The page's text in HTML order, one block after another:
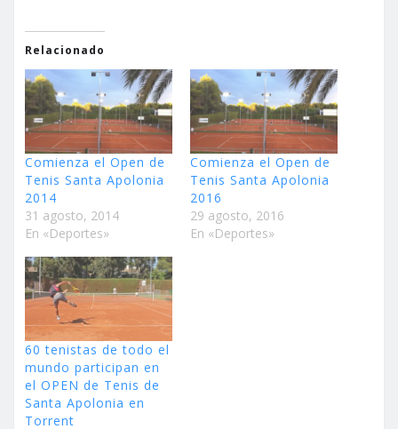
Relacionado
Comienza el Open de
Tenis Santa Apolonia
2014
31 agosto, 2014
En «Deportes»
Comienza el Open de
Tenis Santa Apolonia
2016
29 agosto, 2016
En «Deportes»
60 tenistas de todo el
mundo participan en
el OPEN de Tenis de
Santa Apolonia en
Torrent